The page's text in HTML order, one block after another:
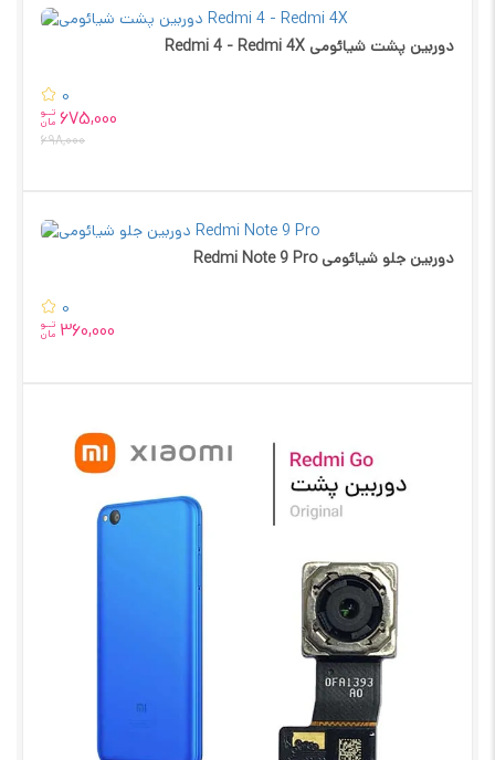
دوربین پشت شیائومی Redmi 4 - Redmi 4X
0
تــو
مان 675,000
698,000
دوربین جلو شیائومی Redmi Note 9 Pro
0
تــو
مان 360,000